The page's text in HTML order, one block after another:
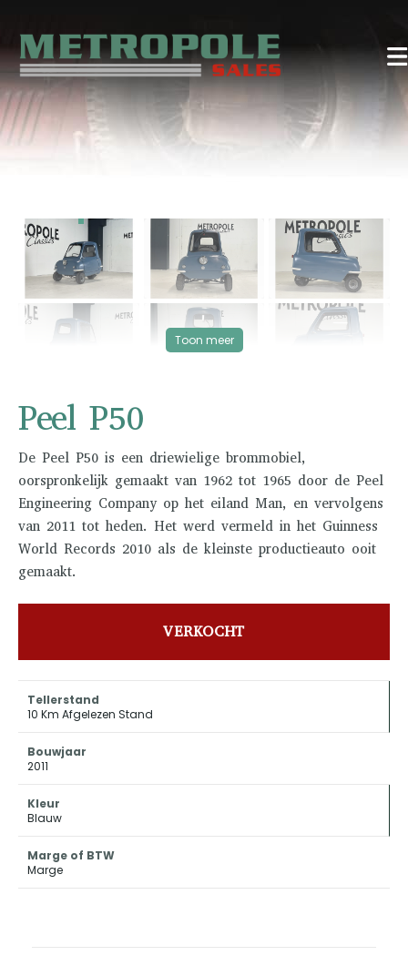
VERKOCHT
‹ ›
Toon meer
Peel P50
De Peel P50 is een driewielige brommobiel,
oorspronkelijk gemaakt van 1962 tot 1965 door de Peel
Engineering Company op het eiland Man, en vervolgens
van 2011 tot heden. Het werd vermeld in het Guinness
World Records 2010 als de kleinste productieauto ooit
gemaakt.
VERKOCHT
Tellerstand
10 Km Afgelezen Stand
Bouwjaar
2011
Kleur
Blauw
Marge of BTW
Marge